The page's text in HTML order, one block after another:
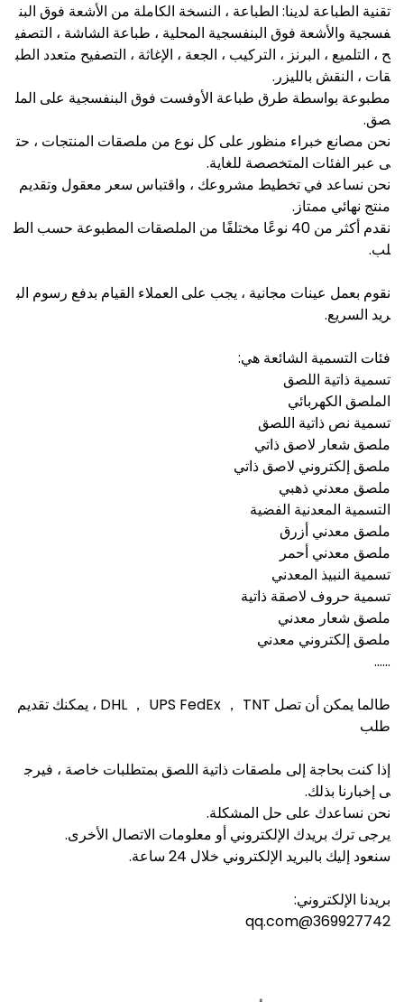
تقنية الطباعة لدينا: الطباعة ، النسخة الكاملة من الأشعة فوق البن
فسجية والأشعة فوق البنفسجية المحلية ، طباعة الشاشة ، التصفي
ح ، التلميع ، البرنز ، التركيب ، الجعة ، الإغاثة ، التصفيح متعدد الطب
قات ، النقش بالليزر.
مطبوعة بواسطة طرق طباعة الأوفست فوق البنفسجية على المل
صق.
نحن مصانع خبراء منظور على كل نوع من ملصقات المنتجات ، حت
ى عبر الفئات المتخصصة للغاية.
نحن نساعد في تخطيط مشروعك ، واقتباس سعر معقول وتقديم
منتج نهائي ممتاز.
نقدم أكثر من 40 نوعًا مختلفًا من الملصقات المطبوعة حسب الط
لب.
نقوم بعمل عينات مجانية ، يجب على العملاء القيام بدفع رسوم الب
ريد السريع.
فئات التسمية الشائعة هي:
تسمية ذاتية اللصق
الملصق الكهربائي
تسمية نص ذاتية اللصق
ملصق شعار لاصق ذاتي
ملصق إلكتروني لاصق ذاتي
ملصق معدني ذهبي
التسمية المعدنية الفضية
ملصق معدني أزرق
ملصق معدني أحمر
تسمية النبيذ المعدني
تسمية حروف لاصقة ذاتية
ملصق شعار معدني
ملصق إلكتروني معدني
......
طالما يمكن أن تصل DHL ， UPS FedEx ， TNT ، يمكنك تقديم
طلب
إذا كنت بحاجة إلى ملصقات ذاتية اللصق بمتطلبات خاصة ، فيرج
ى إخبارنا بذلك.
نحن نساعدك على حل المشكلة.
يرجى ترك بريدك الإلكتروني أو معلومات الاتصال الأخرى.
سنعود إليك بالبريد الإلكتروني خلال 24 ساعة.
بريدنا الإلكتروني:
369927742@qq.com